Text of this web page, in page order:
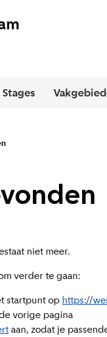
of sluit uitklapmenu
Stages
niet meer.
verder te gaan:
startpunt op https://
vorige pagina
aan, zodat je